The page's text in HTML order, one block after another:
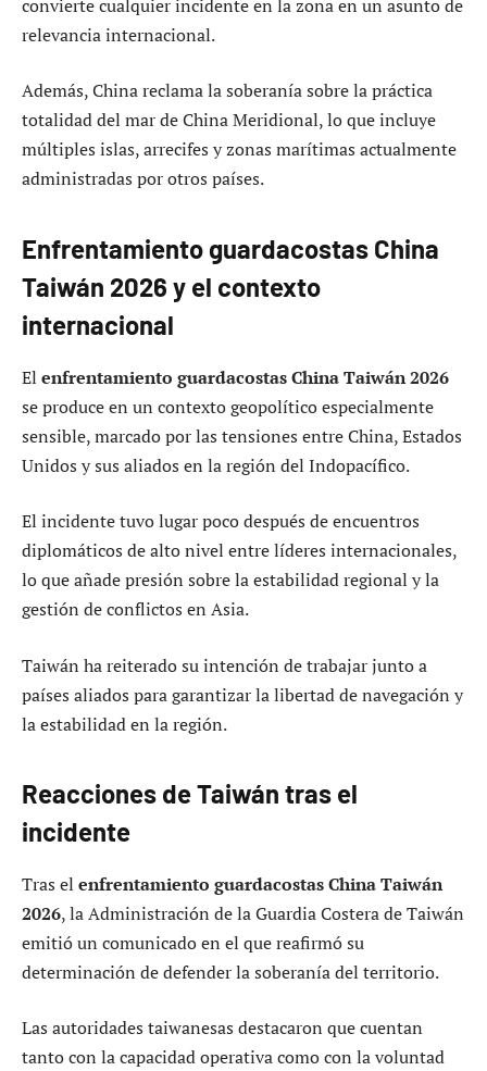
convierte cualquier incidente en la zona en un asunto de
relevancia internacional.
Además, China reclama la soberanía sobre la práctica
totalidad del mar de China Meridional, lo que incluye
múltiples islas, arrecifes y zonas marítimas actualmente
administradas por otros países.
Enfrentamiento guardacostas China
Taiwán 2026 y el contexto
internacional
El enfrentamiento guardacostas China Taiwán 2026
se produce en un contexto geopolítico especialmente
sensible, marcado por las tensiones entre China, Estados
Unidos y sus aliados en la región del Indopacífico.
El incidente tuvo lugar poco después de encuentros
diplomáticos de alto nivel entre líderes internacionales,
lo que añade presión sobre la estabilidad regional y la
gestión de conflictos en Asia.
Taiwán ha reiterado su intención de trabajar junto a
países aliados para garantizar la libertad de navegación y
la estabilidad en la región.
Reacciones de Taiwán tras el
incidente
Tras el enfrentamiento guardacostas China Taiwán
2026, la Administración de la Guardia Costera de Taiwán
emitió un comunicado en el que reafirmó su
determinación de defender la soberanía del territorio.
Las autoridades taiwanesas destacaron que cuentan
tanto con la capacidad operativa como con la voluntad